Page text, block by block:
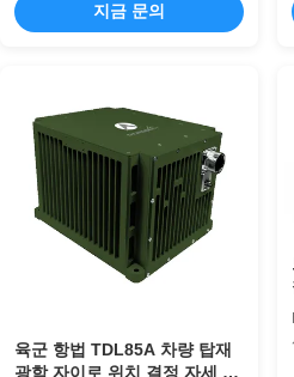
영 가속도계를 핵심 센서로 통합한
이 차량 탑재 광학 자이로 위치 및 자
차량 항법 매개변수를 제공합니다.
이 제품군은 제로 속도 업데이트
(ZUPT), 통합 GNSS/IMU 항법, 통합
관성/주행 거리계 항법 등 여러 작동
모드를 지원합니다. 이 포괄적인 시
스템은 다양한 차량 탑재 플랫폼의
다양한 요구 사항을 충족하면서 ...
지금 문의
육군 항법 TDL85A 차량 탑재
광학 자이로 위치 결정 자세 장